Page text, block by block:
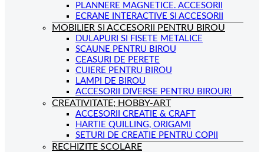
PLANNERE MAGNETICE. ACCESORII
ECRANE INTERACTIVE SI ACCESORII
MOBILIER SI ACCESORII PENTRU BIROU
DULAPURI SI FISETE METALICE
SCAUNE PENTRU BIROU
CEASURI DE PERETE
CUIERE PENTRU BIROU
LAMPI DE BIROU
ACCESORII DIVERSE PENTRU BIROURI
CREATIVITATE; HOBBY-ART
ACCESORII CREATIE & CRAFT
HARTIE QUILLING, ORIGAMI
SETURI DE CREATIE PENTRU COPII
RECHIZITE SCOLARE